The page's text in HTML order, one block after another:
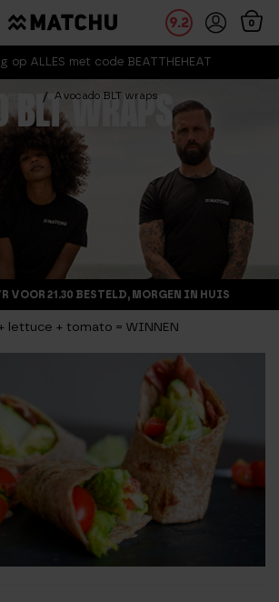
op ALLES met code BEATTHEHEAT
9.2 0
Avocado BLT wraps
BLT WRAPS
VOOR 21.30 BESTELD, MORGEN IN HUIS
lettuce + tomato = WINNEN